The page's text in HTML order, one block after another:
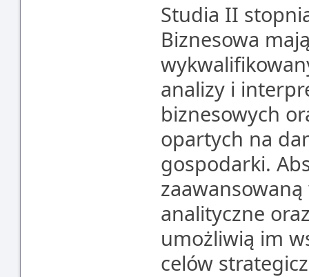
Studia II
Biznesowa
analizy i
biznesowych
opartych na
gospodarki.
analityczne
umożliwią im
celów